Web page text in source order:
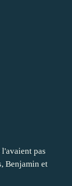
pas
Benjamin et